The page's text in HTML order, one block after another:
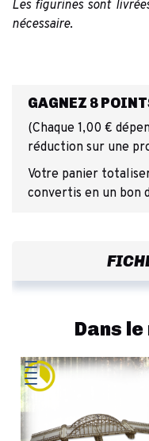
Les figurines sont
nécessaire.
GAGNEZ 8
(Chaque 1,00 €
réduction sur une
Votre panier
convertis en un bon
Dans